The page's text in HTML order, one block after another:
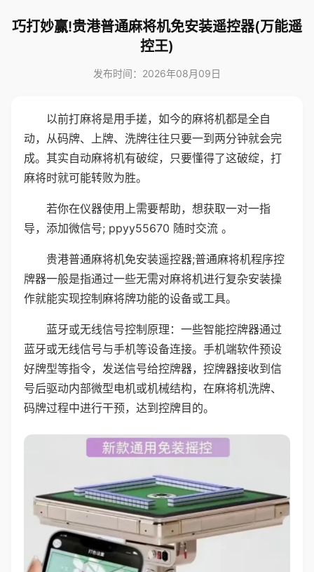
巧打妙赢!贵港普通麻将机免安装遥控器(万能遥
控王)
发布时间：2026年08月09日
以前打麻将是用手搓，如今的麻将机都是全自
动，从码牌、上牌、洗牌往往只要一到两分钟就会完
成。其实自动麻将机有破绽，只要懂得了这破绽，打
麻将时就可能转败为胜。
若你在仪器使用上需要帮助，想获取一对一指
导，添加微信号; ppyy55670 随时交流 。
贵港普通麻将机免安装遥控器;普通麻将机程序控
牌器一般是指通过一些无需对麻将机进行复杂安装操
作就能实现控制麻将牌功能的设备或工具。
蓝牙或无线信号控制原理：一些智能控牌器通过
蓝牙或无线信号与手机等设备连接。手机端软件预设
好牌型等指令，发送信号给控牌器，控牌器接收到信
号后驱动内部微型电机或机械结构，在麻将机洗牌、
码牌过程中进行干预，达到控牌目的。